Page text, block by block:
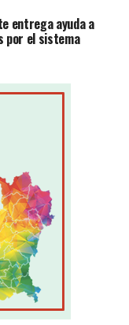
entrega ayuda a
por el sistema